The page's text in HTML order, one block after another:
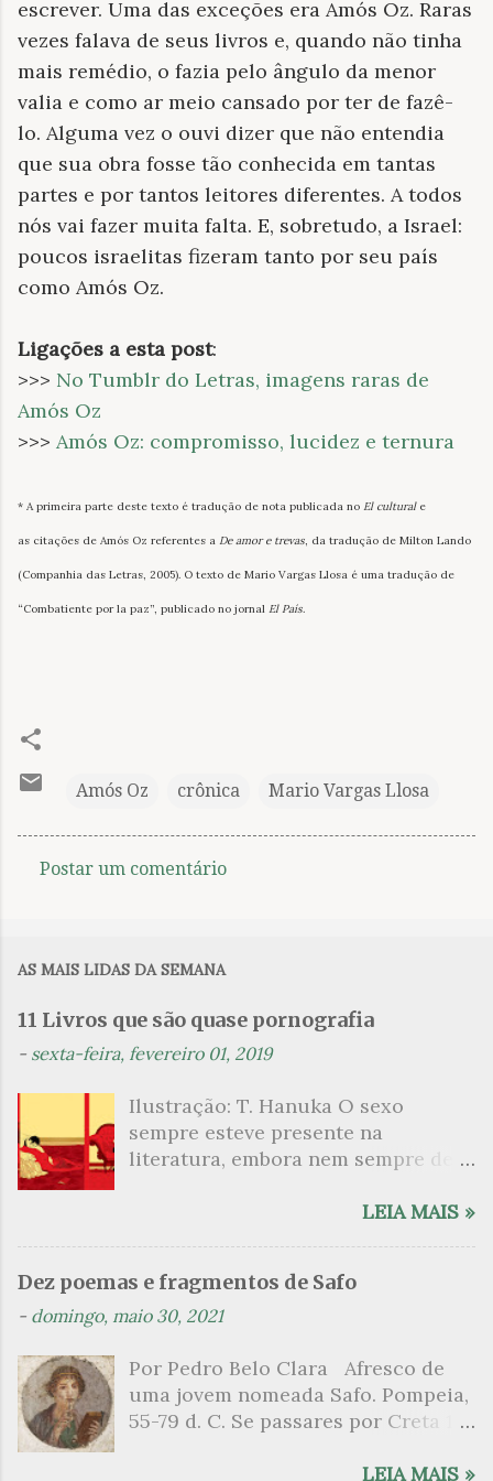
escrever. Uma das exceções era Amós Oz. Raras
vezes falava de seus livros e, quando não tinha
mais remédio, o fazia pelo ângulo da menor
valia e como ar meio cansado por ter de fazê-
lo. Alguma vez o ouvi dizer que não entendia
que sua obra fosse tão conhecida em tantas
partes e por tantos leitores diferentes. A todos
nós vai fazer muita falta. E, sobretudo, a Israel:
poucos israelitas fizeram tanto por seu país
como Amós Oz.
Ligações a esta post:
>>> No Tumblr do Letras, imagens raras de
Amós Oz
>>> Amós Oz: compromisso, lucidez e ternura
* A primeira parte deste texto é tradução de nota publicada no El culturale
as citações de Amós Oz referentes a De amor e trevas, da tradução de Milton Lando
(Companhia das Letras, 2005). O texto de Mario Vargas Llosa é uma tradução de
“Combatiente por la paz”, publicado no jornal El País.
Amós Oz crônica Mario Vargas Llosa
n
t
i
o
Postar um comentário
AS MAIS LIDAS DA SEMANA
11 Livros que são quase pornografia
- sexta-feira, fevereiro 01, 2019
Ilustração: T. Hanuka O sexo
sempre esteve presente na
literatura, embora nem sempre de
que mergulharam em sua própria
psicanalítico e findaram por revelar
a partir dessa intimidade o lado
apresenta um conjunto de livros
nos quais os escritores se
desnudam, livros que dispensam o
LEIA MAIS »
Dez poemas e fragmentos de Safo
- domingo, maio 30, 2021
Por Pedro Belo Clara Afresco de
uma jovem nomeada Safo. Pompeia,
55-79 d. C. Se passares por Creta 1
grato é o pomar de macieiras e do
LEIA MAIS »